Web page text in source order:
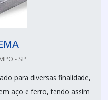
- SP
para diversas finalidade,
aço e ferro, tendo assim